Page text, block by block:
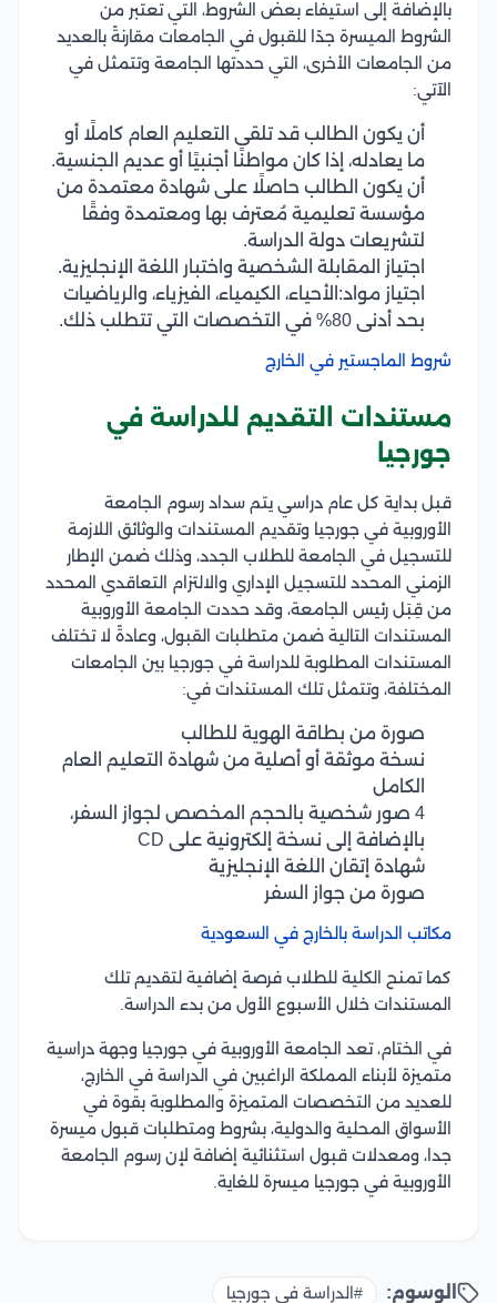
بالإضافة إلى استيفاء بعض الشروط، التي تعتبر من
الشروط الميسرة جدًا للقبول في الجامعات مقارنةً بالعديد
من الجامعات الأخرى، التي حددتها الجامعة وتتمثل في
الآتي:
أن يكون الطالب قد تلقى التعليم العام كاملًا أو
ما يعادله، إذا كان مواطنًا أجنبيًا أو عديم الجنسية.
أن يكون الطالب حاصلًا على شهادة معتمدة من
مؤسسة تعليمية مُعترف بها ومعتمدة وفقًا
لتشريعات دولة الدراسة.
اجتياز المقابلة الشخصية واختبار اللغة الإنجليزية.
اجتياز مواد:الأحياء، الكيمياء، الفيزياء، والرياضيات
بحد أدنى 80% في التخصصات التي تتطلب ذلك.
شروط الماجستير في الخارج
مستندات التقديم للدراسة في
جورجيا
قبل بداية كل عام دراسي يتم سداد رسوم الجامعة
الأوروبية في جورجيا وتقديم المستندات والوثائق اللازمة
للتسجيل في الجامعة للطلاب الجدد، وذلك ضمن الإطار
الزمني المحدد للتسجيل الإداري والالتزام التعاقدي المحدد
من قِبَل رئيس الجامعة، وقد حددت الجامعة الأوروبية
المستندات التالية ضمن متطلبات القبول، وعادةً لا تختلف
المستندات المطلوبة للدراسة في جورجيا بين الجامعات
المختلفة، وتتمثل تلك المستندات في:
صورة من بطاقة الهوية للطالب
نسخة موثقة أو أصلية من شهادة التعليم العام
الكامل
4 صور شخصية بالحجم المخصص لجواز السفر،
بالإضافة إلى نسخة إلكترونية على CD
شهادة إتقان اللغة الإنجليزية
صورة من جواز السفر
مكاتب الدراسة بالخارج في السعودية
كما تمنح الكلية للطلاب فرصة إضافية لتقديم تلك
المستندات خلال الأسبوع الأول من بدء الدراسة.
في الختام، تعد الجامعة الأوروبية في جورجيا وجهة دراسية
متميزة لأبناء المملكة الراغبين في الدراسة في الخارج،
للعديد من التخصصات المتميزة والمطلوبة بقوة في
الأسواق المحلية والدولية، بشروط ومتطلبات قبول ميسرة
جدا، ومعدلات قبول استثنائية إضافة لإن رسوم الجامعة
الأوروبية في جورجيا ميسرة للغاية.
الوسوم: #الدراسة في جورجيا